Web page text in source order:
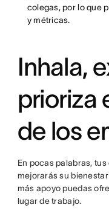
colegas, por lo que
y métricas.
Inhala,
prioriza
de los
En pocas palabras,
mejorarás su
más apoyo puedas
lugar de trabajo.